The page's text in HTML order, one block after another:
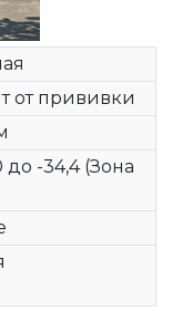
от прививки
до -34,4 (Зона